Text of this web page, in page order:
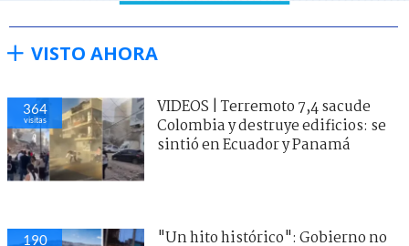
VISTO AHORA
364
visitas
VIDEOS | Terremoto 7,4 sacude
Colombia y destruye edificios: se
sintió en Ecuador y Panamá
190
"Un hito histórico": Gobierno no